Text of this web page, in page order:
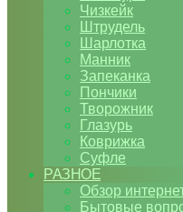
Чизкейк
Штрудель
Шарлотка
Манник
Запеканка
Пончики
Творожник
Глазурь
Коврижка
Суфле
РАЗНОЕ
Обзор
Бытовые